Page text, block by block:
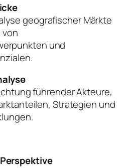
geografischer Märkte
und
führender Akteure,
Strategien und